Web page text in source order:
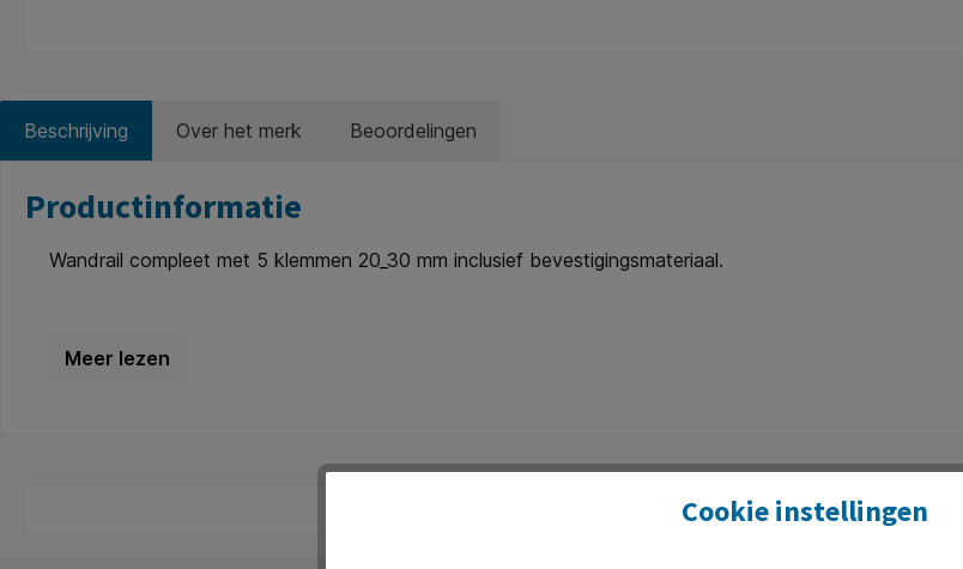
Beschrijving Over het merk Beoordelingen
Productinformatie
Wandrail compleet met 5 klemmen 20_30 mm inclusief bevestigingsmateriaal.
Cookie instellingen